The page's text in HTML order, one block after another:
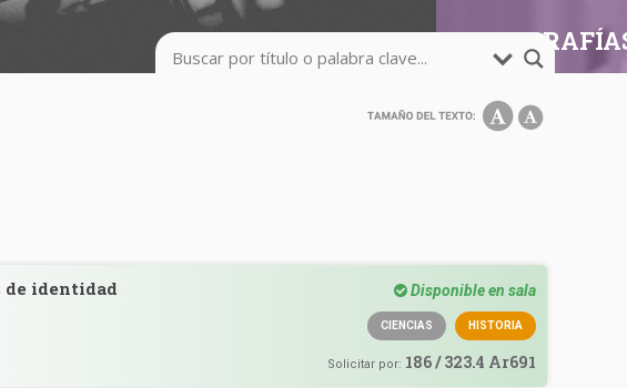
de identidad Disponible en sala
CIENCIAS HISTORIA
Solicitar por: 186 / 323.4 Ar691